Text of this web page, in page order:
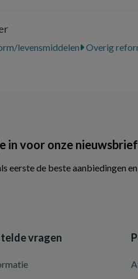
levensmiddelen Overig
in voor onze nieuwsbrief
eerste de beste aanbiedingen
vragen